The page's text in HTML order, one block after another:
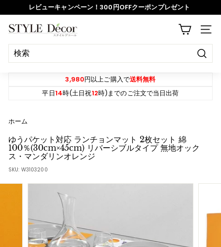
イ
ド
シ
ョ
ー
時
停
レビューキャンペーン！300円OFFクーポンプレゼント
S
T
Y
L
c
r
サイ
決
定
3,980円以上ご購入で送料無料
平日14時(土日祝12時)までのご注文で当日出荷
ホーム
ゆうパケット対応 ランチョンマット 2枚セット 綿
100％(30cm×45cm) リバーシブルタイプ 無地オック
ス・マンダリンオレンジ
SKU: W3103200